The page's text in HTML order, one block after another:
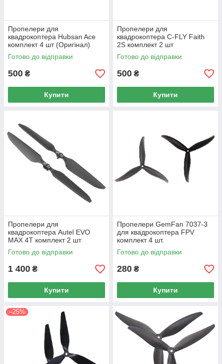
Пропелери для
квадрокоптера Hubsan Ace
комплект 4 шт (Оригінал)
Готово до відправки
500 ₴
Купити
Пропелери для
квадрокоптера C-FLY Faith
2S комплект 2 шт
Готово до відправки
500 ₴
Купити
Пропелери для
квадрокоптера Autel EVO
MAX 4T комплект 2 шт
Готово до відправки
1 400 ₴
Купити
Пропелери GemFan 7037-3
для квадрокоптера FPV
комплект 4 шт.
Готово до відправки
280 ₴
Купити
–25%